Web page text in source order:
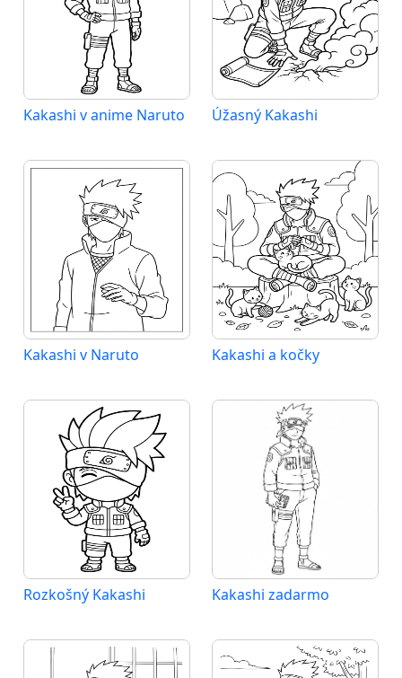
Kakashi v anime Naruto Úžasný Kakashi
Kakashi v Naruto Kakashi a kočky
Rozkošný Kakashi Kakashi zadarmo